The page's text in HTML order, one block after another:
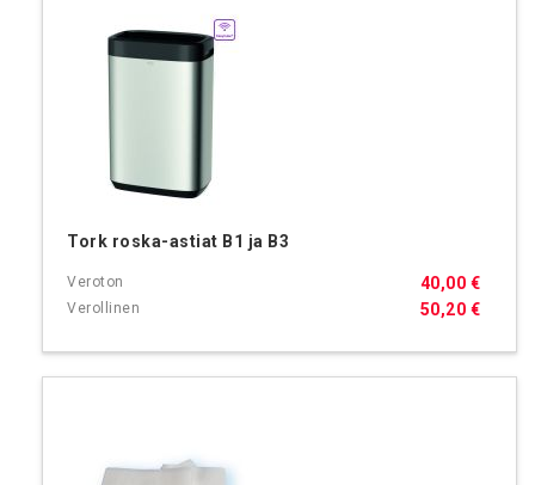
Tork roska-astiat B1 ja B3
50,20 €
40,00 €